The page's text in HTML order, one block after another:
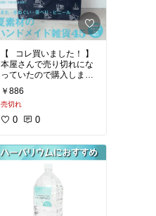
【⠀コレ買いました！ 】
本屋さんで売り切れにな
っていたので購入しまし
たー⸜( ' ᵕ ' )⸝
￥886
売切れ
0 0